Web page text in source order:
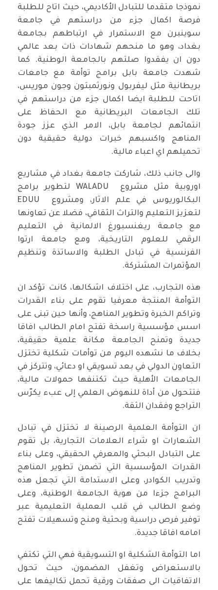
نموذجا متقدما للتبادل الأكاديمي، حيث اتاح للطلبة
فرصة اكمال جزء من دراستهم في جامعة
سوينبرن مع الاستمرار في ارتباطهم بجامعة
بغداد، وهو ما منحهم شهادات ذات بعد عالمي
دون ان يفقدوا صلتهم بالجامعة الوطنية. كما
شهدت جامعة بابل برامج توأمة مع جامعات
بريطانية مثل ليفربول ونورثمبتون وجون موريس،
اتاحت للطلبة ايضا اكمال جزء من دراستهم في
تلك الجامعات البريطانية مع الحفاظ على
انتمائهم لجامعة بابل، الامر الذي عزز جودة
المناهج واكسبهم خبرات دولية حقيقية دون
تحميلهم اي اعباء مالية.
والى جانب ذلك، شاركت جامعة بغداد في مشاريع
اوروبية مثل مشروع WALADU لتطوير برامج
البكالوريوس في علم الاثار، ومشروع EDUU
لتعزيز التعليم والتراث الثقافي، فضلا عن تعاونها
مع جامعة ريغنسبورغ الالمانية في التعليم
الرقمي للعلوم التاريخية، ومع جامعة ارتوا
الفرنسية في تبادل الطلبة والاساتذة وتنظيم
المؤتمرات المشتركة.
هذه التجارب، على اختلاف اشكالها، كانت تؤكد ان
التوأمة المنتجة معرفيا تقوم على بناء القدرات
وتراكم الخبرة وتطوير المناهج، وأنها حين تبنى على
اسس مؤسسية راسخة تفتح امام الطالب افاقا
جديدة وتمنح الجامعة مكانة علمية حقيقية،
بخلاف ما نشهده اليوم من توأمات شكلية تختزل
التعاون الدولي في بعد تسويقي او دعائي، وتتركز في
الجامعات الأهلية حيث تكتنفها حمولات مالية،
فتتحول من أداة للنهوض العلمي إلى عبء يكرّس
التراجع وفقدان الثقة.
ان التوأمة العلمية الرصينة لا تختزل في تبادل
الشعارات او شراء العلامات التجارية، بل تقوم
على التبادل البحثي والمعرفي الحقيقي، وعلى بناء
القدرات المؤسسية التي تضمن تطوير المناهج
وتدريب الكوادر، وعلى الاستدامة التي تجعل هذه
البرامج جزءا من هوية الجامعة الوطنية، وعلى
وضع الطالب في قلب العملية التعليمية عبر
توفير فرص دراسية وبحثية ومنح وتسهيلات تفتح
امامه افاقا جديدة.
اما التوأمة الشكلية او التسويقية فهي التي تكتفي
بالاستعراض وتغفل المضمون، حيث تحول
الاتفاقيات الى صفقات ورقية تحمل تكاليفها على